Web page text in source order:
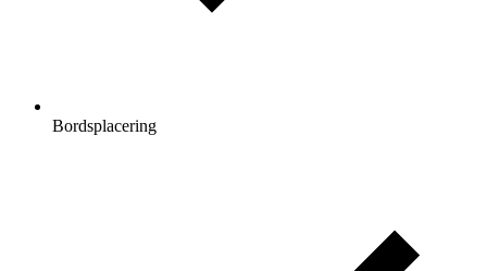
Bordsplacering